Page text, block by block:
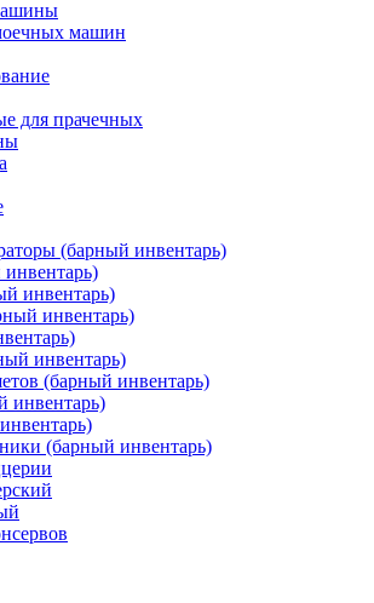
машин
для прачечных
(барный инвентарь)
инвентарь)
инвентарь)
инвентарь)
(барный инвентарь)
инвентарь)
(барный инвентарь)